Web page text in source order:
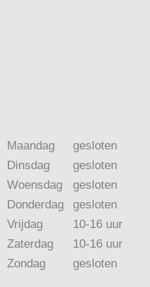
Maandag
Dinsdag
Woensdag
Donderdag
Vrijdag
Zaterdag
Zondag
gesloten
gesloten
gesloten
gesloten
10-16 uur
10-16 uur
gesloten